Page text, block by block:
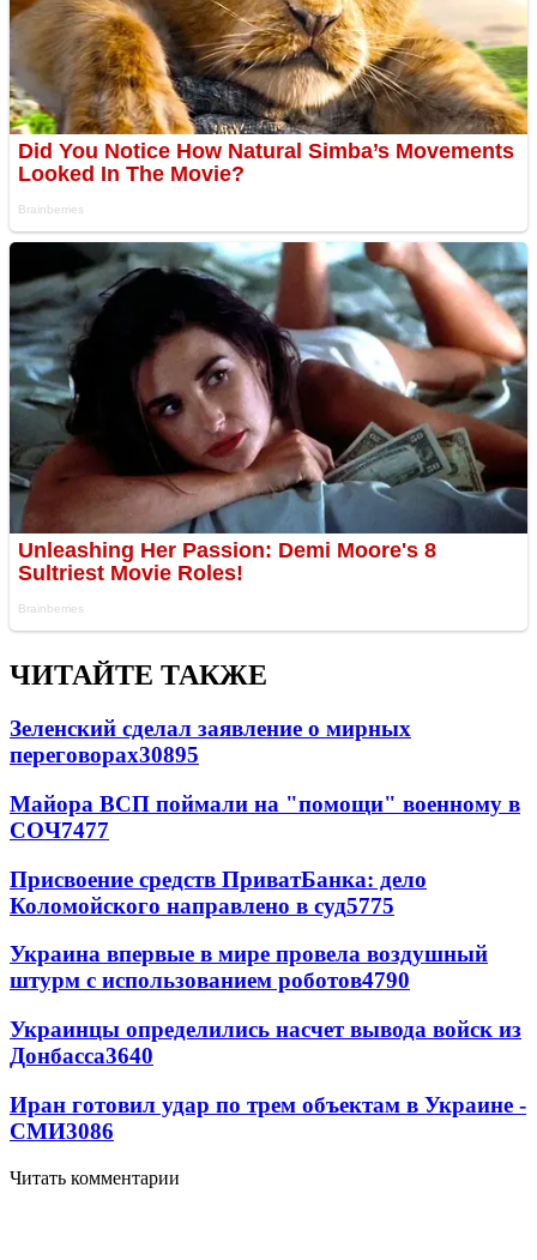
ЧИТАЙТЕ ТАКЖЕ
Зеленский сделал заявление о мирных
переговорах30895
Майора ВСП поймали на "помощи" военному в
СОЧ7477
Присвоение средств ПриватБанка: дело
Коломойского направлено в суд5775
Украина впервые в мире провела воздушный
штурм с использованием роботов4790
Украинцы определились насчет вывода войск из
Донбасса3640
Иран готовил удар по трем объектам в Украине -
СМИ3086
Читать комментарии